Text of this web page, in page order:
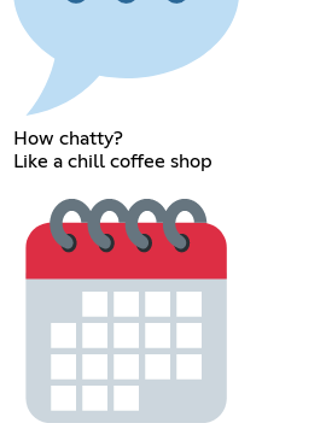
How chatty?
Like a chill coffee shop